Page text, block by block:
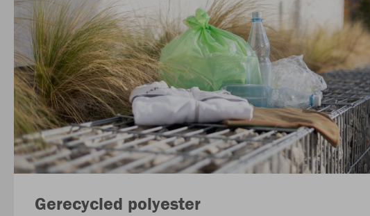
Gerecycled polyester